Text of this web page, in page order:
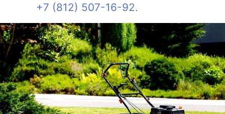
+7 (812) 507-16-92.